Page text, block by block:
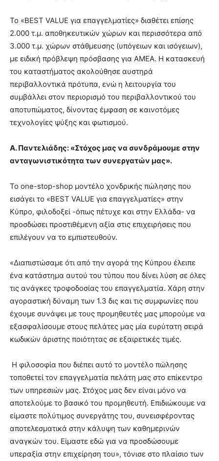
Το «BEST VALUE για επαγγελματίες» διαθέτει επίσης
2.000 τ.μ. αποθηκευτικών χώρων και περισσότερα από
3.000 τ.μ. χώρων στάθμευσης (υπόγειων και ισόγειων),
με ειδική πρόβλεψη πρόσβασης για ΑΜΕΑ. Η κατασκευή
του καταστήματος ακολούθησε αυστηρά
περιβαλλοντικά πρότυπα, ενώ η λειτουργία του
συμβάλλει στον περιορισμό του περιβαλλοντικού του
αποτυπώματος, δίνοντας έμφαση σε καινοτόμες
τεχνολογίες ψύξης και φωτισμού.
Α. Παντελιάδης: «Στόχος μας να συνδράμουμε στην
ανταγωνιστικότητα των συνεργατών μας».
Το one-stop-shop μοντέλο χονδρικής πώλησης που
εισάγει το «BEST VALUE για επαγγελματίες» στην
Κύπρο, φιλοδοξεί -όπως πέτυχε και στην Ελλάδα- να
προσδώσει προστιθέμενη αξία στις επιχειρήσεις που
επιλέγουν να το εμπιστευθούν.
«Διαπιστώσαμε ότι από την αγορά της Κύπρου έλειπε
ένα κατάστημα αυτού του τύπου που δίνει λύση σε όλες
τις ανάγκες τροφοδοσίας του επαγγελματία. Χάρη στην
αγοραστική δύναμη των 1.3 δις και τις συμφωνίες που
έχουμε συνάψει με τους προμηθευτές μας μπορούμε να
εξασφαλίσουμε στους πελάτες μας μία ευρύτατη σειρά
κωδικών άριστης ποιότητας σε εξαιρετικές τιμές.
Η φιλοσοφία που διέπει αυτό το μοντέλο πώλησης
τοποθετεί τον επαγγελματία πελάτη μας στο επίκεντρο
των υπηρεσιών μας. Στόχος μας δεν είναι μόνο να
αποτελούμε το βασικό του προμηθευτή. Επιδιώκουμε να
είμαστε πολύτιμος συνεργάτης του, συνεισφέροντας
αποτελεσματικά στην κάλυψη των καθημερινών
αναγκών του. Είμαστε εδώ για να προσδώσουμε
υπεραξία στην επιχείρηση του», τόνισε στο πλαίσιο των